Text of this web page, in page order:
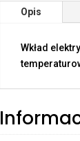
Opis
Wkład